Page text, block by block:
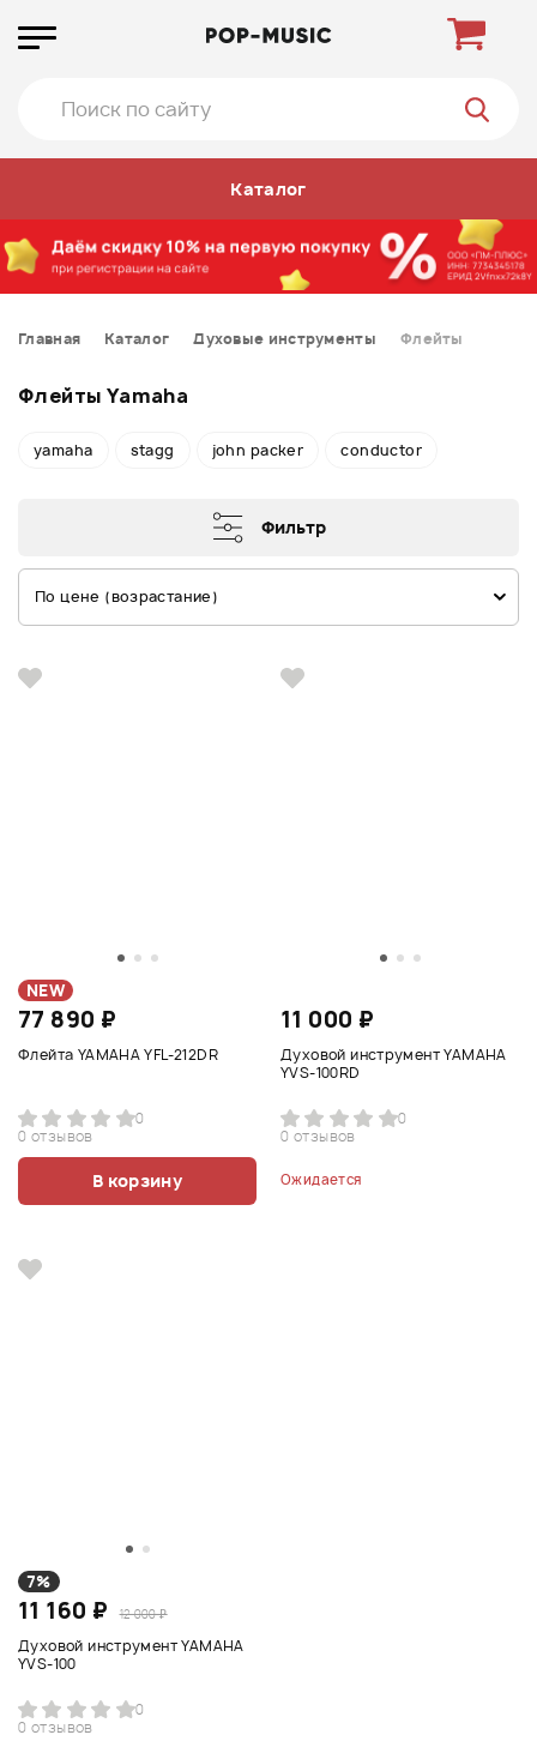
Каталог
Главная Каталог Духовые инструменты Флейты
Флейты Yamaha
yamaha stagg john packer conductor
Фильтр
По цене (возрастание)
NEW
77 890 ₽
Флейта YAMAHA YFL-212DR
0
0 отзывов
В корзину
11 000 ₽
Духовой инструмент YAMAHA
YVS-100RD
0
0 отзывов
Ожидается
7%
11 160 ₽ 12 000 ₽
Духовой инструмент YAMAHA
YVS-100
0
0 отзывов